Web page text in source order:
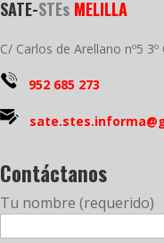
SATE-STEs MELILLA
C/ Carlos de Arellano nº5
952 685 273
Contáctanos
Tu nombre (requerido)